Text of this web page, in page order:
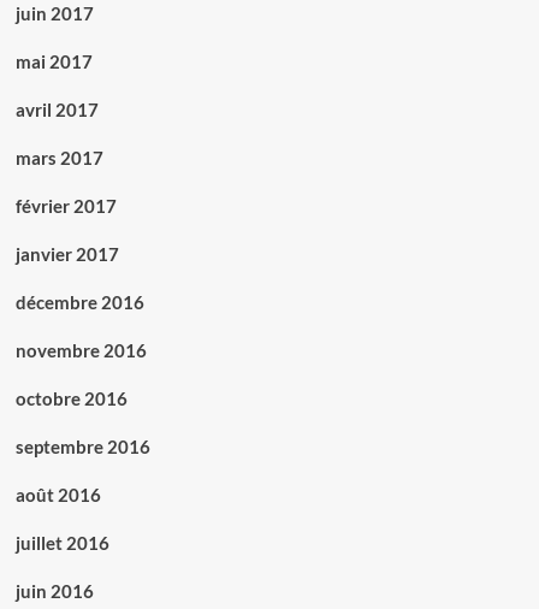
juin 2017
mai 2017
avril 2017
mars 2017
février 2017
janvier 2017
décembre 2016
novembre 2016
octobre 2016
septembre 2016
août 2016
juillet 2016
juin 2016